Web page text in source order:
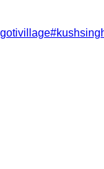
gotivillage#